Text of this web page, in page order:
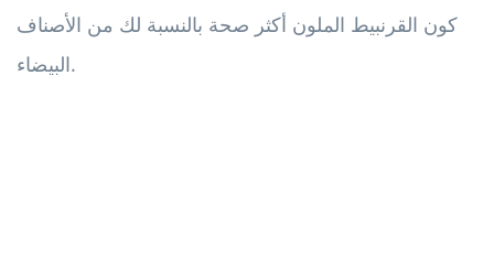
كون القرنبيط الملون أكثر صحة بالنسبة لك من الأصناف
البيضاء.